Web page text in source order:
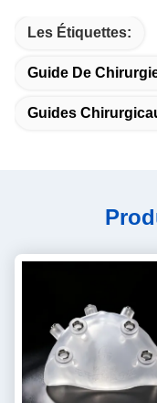
Les Étiquettes:
Guide De
Guides